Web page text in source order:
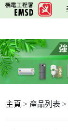
跳
至
要
內
容
主頁 > 產品列表 >